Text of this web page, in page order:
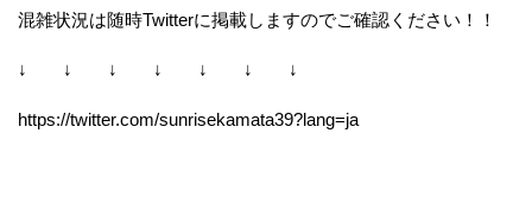
混雑状況は随時Twitterに掲載しますのでご確認ください！！
↓ ↓ ↓ ↓ ↓ ↓ ↓
https://twitter.com/sunrisekamata39?lang=ja